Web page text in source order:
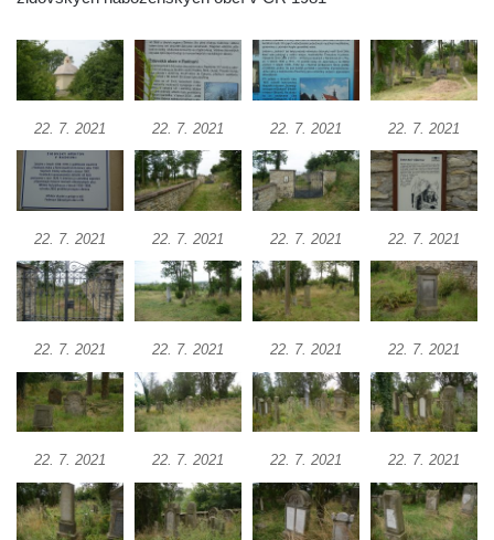
22. 7. 2021 22. 7. 2021 22. 7. 2021 22. 7. 2021
22. 7. 2021 22. 7. 2021 22. 7. 2021 22. 7. 2021
22. 7. 2021 22. 7. 2021 22. 7. 2021 22. 7. 2021
22. 7. 2021 22. 7. 2021 22. 7. 2021 22. 7. 2021